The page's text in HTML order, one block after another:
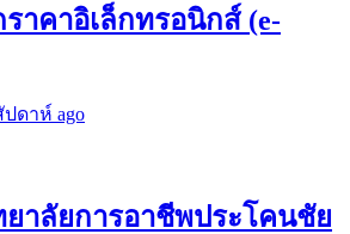
าคาอิเล็กทรอนิกส์ (e-
ปดาห์ ago
ยาลัยการอาชีพประโคนชัย